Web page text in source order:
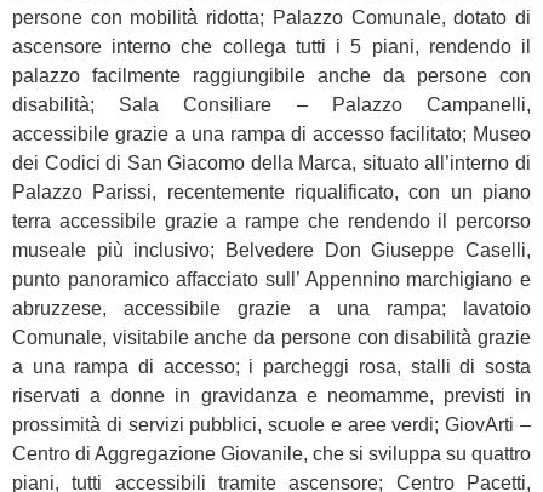
persone con mobilità ridotta; Palazzo Comunale, dotato di
ascensore interno che collega tutti i 5 piani, rendendo il
palazzo facilmente raggiungibile anche da persone con
disabilità; Sala Consiliare – Palazzo Campanelli,
accessibile grazie a una rampa di accesso facilitato; Museo
dei Codici di San Giacomo della Marca, situato all’interno di
Palazzo Parissi, recentemente riqualificato, con un piano
terra accessibile grazie a rampe che rendendo il percorso
museale più inclusivo; Belvedere Don Giuseppe Caselli,
punto panoramico affacciato sull’ Appennino marchigiano e
abruzzese, accessibile grazie a una rampa; lavatoio
Comunale, visitabile anche da persone con disabilità grazie
a una rampa di accesso; i parcheggi rosa, stalli di sosta
riservati a donne in gravidanza e neomamme, previsti in
prossimità di servizi pubblici, scuole e aree verdi; GiovArti –
Centro di Aggregazione Giovanile, che si sviluppa su quattro
piani, tutti accessibili tramite ascensore; Centro Pacetti,